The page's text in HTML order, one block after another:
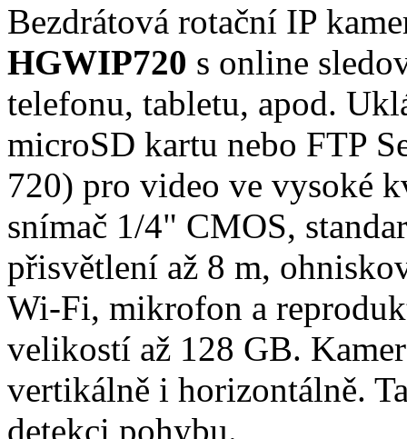
Bezdrátová rotační IP
HGWIP720 s online
telefonu, tabletu, apod.
microSD kartu nebo FTP
720) pro video ve vysoké
snímač 1/4" CMOS,
přisvětlení až 8 m,
Wi-Fi, mikrofon a
velikostí až 128 GB.
vertikálně i horizontálně.
detekci pohybu.